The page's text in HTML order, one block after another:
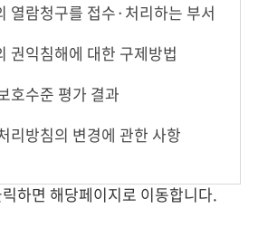
열람청구를 접수·처리하는 부서
권익침해에 대한 구제방법
호수준 평가 결과
리방침의 변경에 관한 사항
하면 해당페이지로 이동합니다.